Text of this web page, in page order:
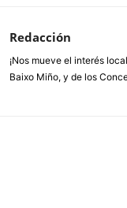
Redacción
¡Nos mueve el interés
Baixo Miño, y de los